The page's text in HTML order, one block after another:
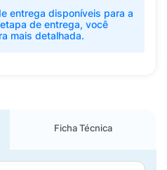
entrega disponíveis para a
de entrega, você
mais detalhada.
Ficha Técnica